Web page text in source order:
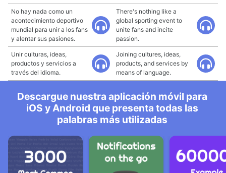
No hay nada como un
acontecimiento deportivo
mundial para unir a los fans
y alentar sus pasiones.
There's nothing like a
global sporting event to
unite fans and incite
passion.
Unir culturas, ideas,
productos y servicios a
través del idioma.
Joining cultures, ideas,
products, and services by
means of language.
Descargue nuestra aplicación móvil para
iOS y Android que presenta todas las
palabras más utilizadas